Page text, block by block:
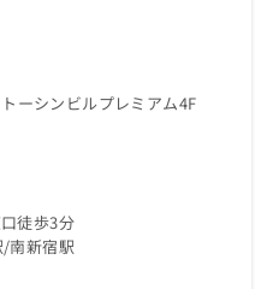
ーシンビルプレミアム4F
徒歩3分
南新宿駅